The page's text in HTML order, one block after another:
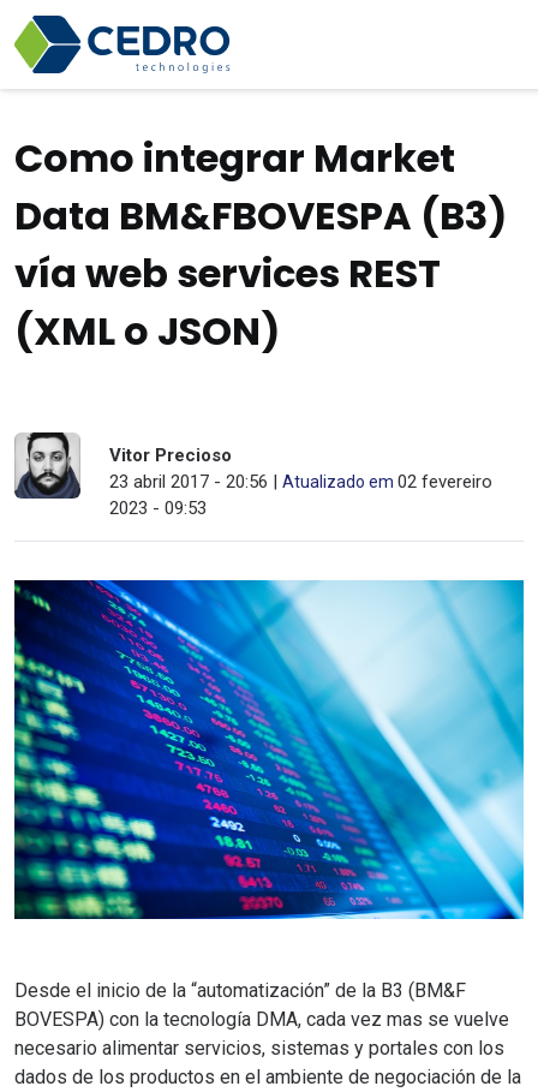
Como integrar Market
Data BM&FBOVESPA (B3)
vía web services REST
(XML o JSON)
Vitor Precioso
23 abril 2017 - 20:56 | Atualizado em 02 fevereiro
2023 - 09:53
Desde el inicio de la “automatización” de la B3 (BM&F
BOVESPA) con la tecnología DMA, cada vez mas se vuelve
necesario alimentar servicios, sistemas y portales con los
dados de los productos en el ambiente de negociación de la